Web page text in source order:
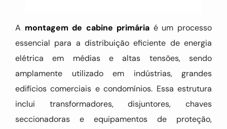
A montagem de cabine primária é um processo
essencial para a distribuição eficiente de energia
elétrica em médias e altas tensões, sendo
amplamente utilizado em indústrias, grandes
edifícios comerciais e condomínios. Essa estrutura
inclui transformadores, disjuntores, chaves
seccionadoras e equipamentos de proteção,